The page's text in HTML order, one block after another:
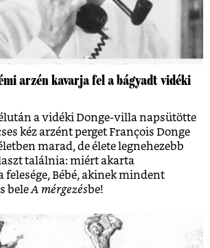
arzén kavarja fel a bágyadt vidéki
a vidéki Donge-villa napsütötte
kéz arzént perget François Donge
marad, de élete legnehezebb
találnia: miért akarta
felesége, Bébé, akinek mindent
beleA mérgezés be!